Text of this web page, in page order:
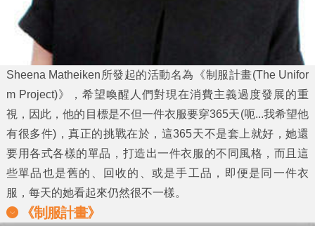
Sheena Matheiken所發起的活動名為《制服計畫(The Unifor
m Project)》，希望喚醒人們對現在消費主義過度發展的重
視，因此，他的目標是不但一件衣服要穿365天(呃...我希望他
有很多件)，真正的挑戰在於，這365天不是套上就好，她還
要用各式各樣的單品，打造出一件衣服的不同風格，而且這
些單品也是舊的、回收的、或是手工品，即便是同一件衣
服，每天的她看起來仍然很不一樣。
《制服計畫》